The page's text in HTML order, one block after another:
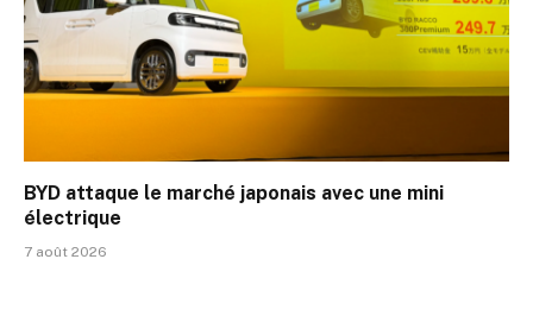
BYD attaque le marché japonais avec une mini
électrique
7 août 2026